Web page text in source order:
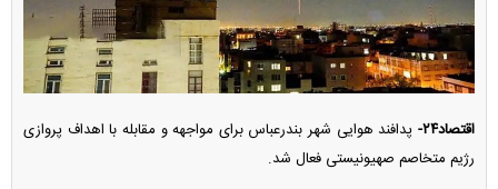
اقتصاد۲۴-
پدافند هوایی شهر بندرعباس برای مواجهه و مقابله با اهداف پروازی
رژیم متخاصم صهیونیستی فعال شد.